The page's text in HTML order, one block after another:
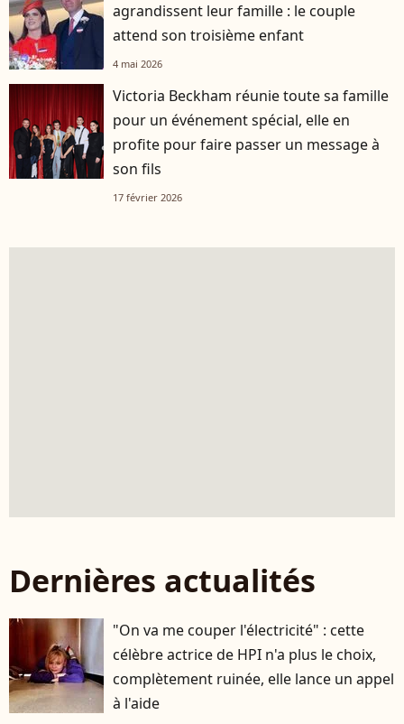
agrandissent leur famille : le couple
attend son troisième enfant
4 mai 2026
Victoria Beckham réunie toute sa famille
pour un événement spécial, elle en
profite pour faire passer un message à
son fils
17 février 2026
Dernières actualités
"On va me couper l'électricité" : cette
célèbre actrice de HPI n'a plus le choix,
complètement ruinée, elle lance un appel
à l'aide